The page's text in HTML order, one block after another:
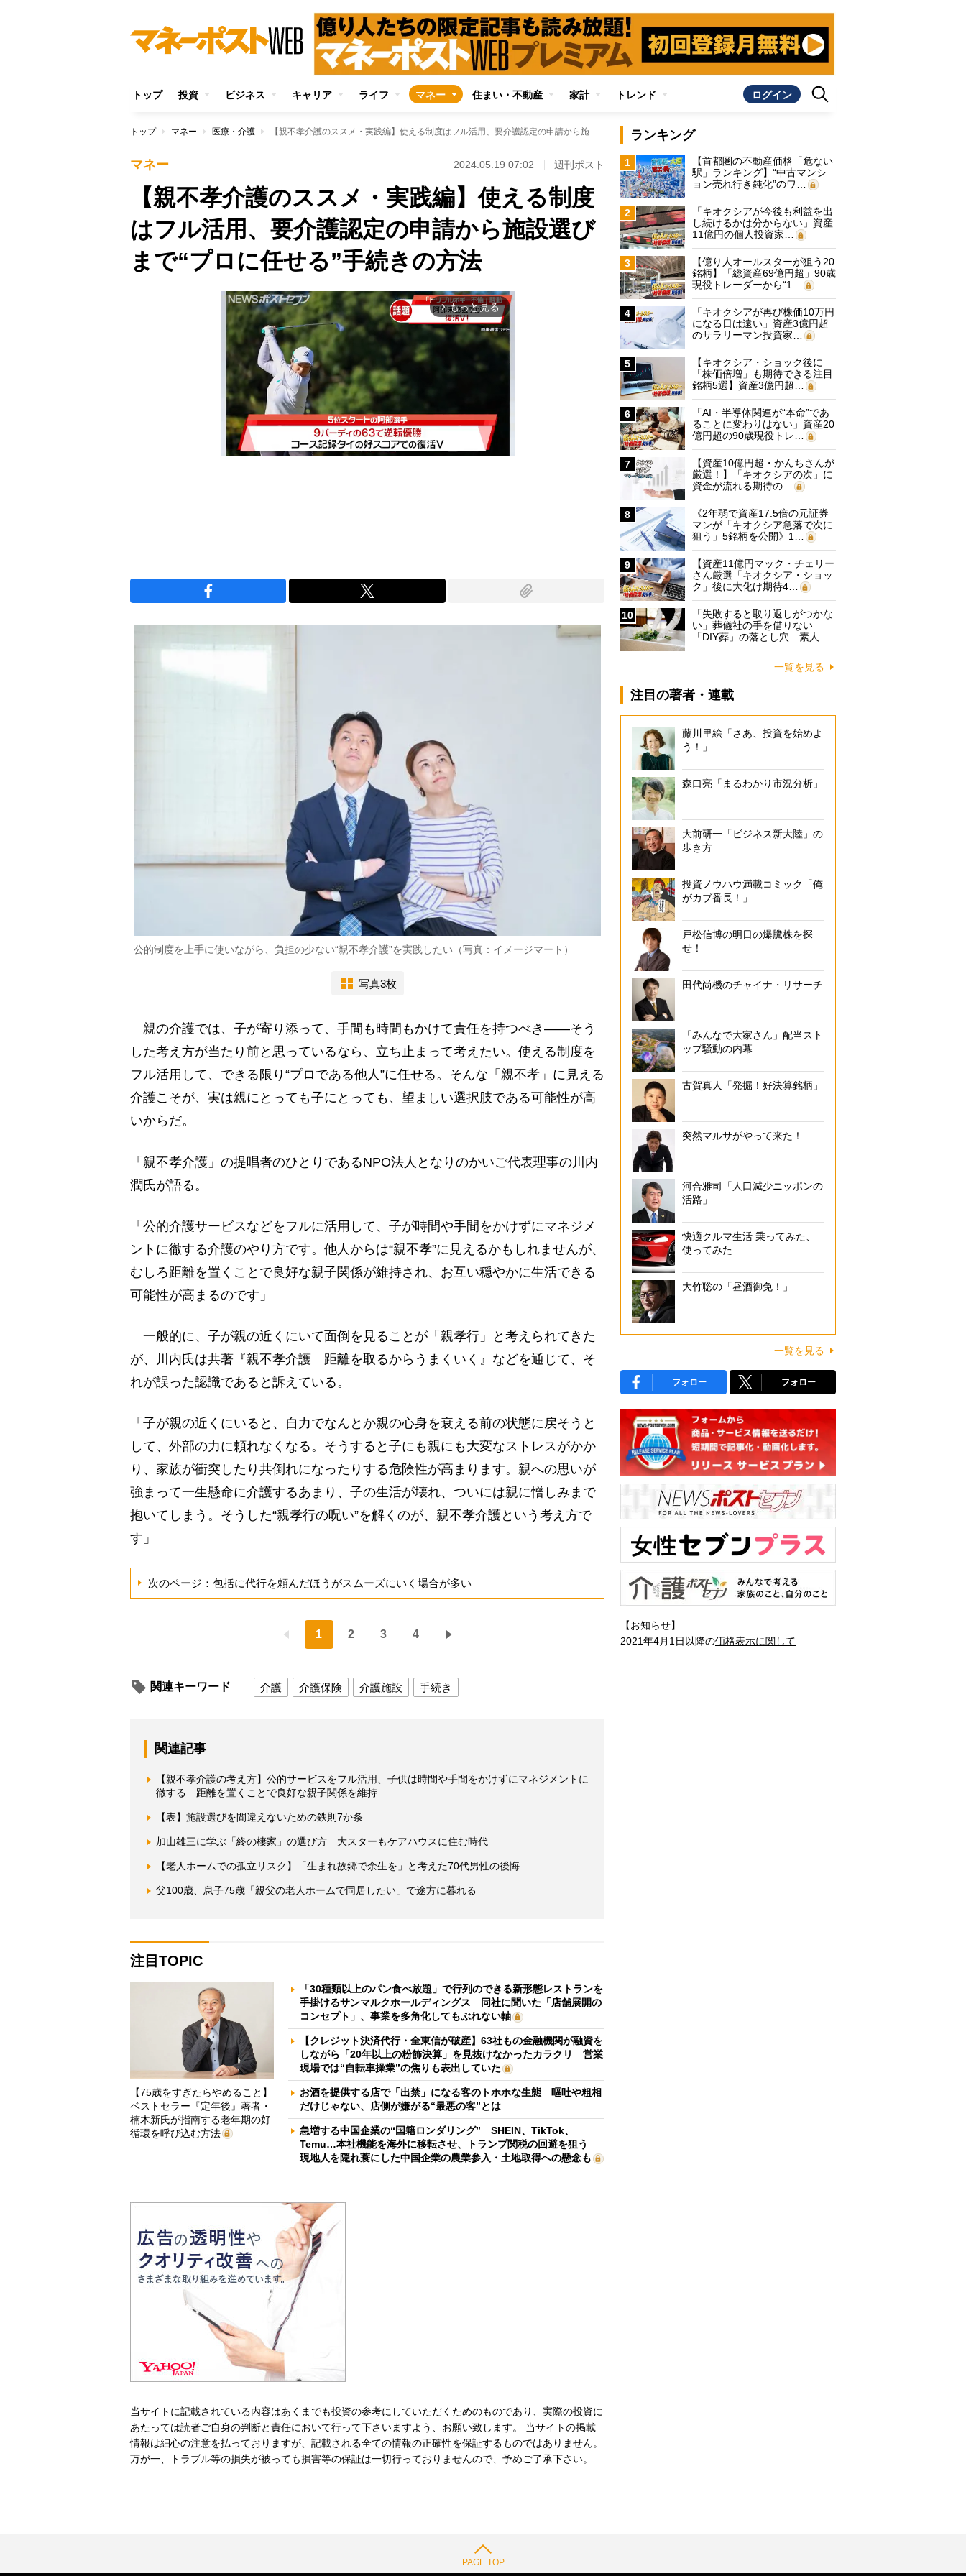
トップ 投資 ビジネス キャリア ライフ マネー 住まい・不動産 家計 トレンド ログイン
トップ マネー 医療・介護 【親不孝介護のススメ・実践編】使える制度はフル活用、要介護認定の申請から施設選びまで“プロに任せる”手続きの方法
マネー 2024.05.19 07:02 週刊ポスト
【親不孝介護のススメ・実践編】使える制度
はフル活用、要介護認定の申請から施設選び
まで“プロに任せる”手続きの方法
arrow_forward_ios もっと見る
公的制度を上手に使いながら、負担の少ない“親不孝介護”を実践したい（写真：イメージマート）
写真3枚
親の介護では、子が寄り添って、手間も時間もかけて責任を持つべき――そう
した考え方が当たり前と思っているなら、立ち止まって考えたい。使える制度を
フル活用して、できる限り“プロである他人”に任せる。そんな「親不孝」に見える
介護こそが、実は親にとっても子にとっても、望ましい選択肢である可能性が高
いからだ。
「親不孝介護」の提唱者のひとりであるNPO法人となりのかいご代表理事の川内
潤氏が語る。
「公的介護サービスなどをフルに活用して、子が時間や手間をかけずにマネジメ
ントに徹する介護のやり方です。他人からは“親不孝”に見えるかもしれませんが、
むしろ距離を置くことで良好な親子関係が維持され、お互い穏やかに生活できる
可能性が高まるのです」
一般的に、子が親の近くにいて面倒を見ることが「親孝行」と考えられてきた
が、川内氏は共著『親不孝介護 距離を取るからうまくいく』などを通じて、そ
れが誤った認識であると訴えている。
「子が親の近くにいると、自力でなんとか親の心身を衰える前の状態に戻そうと
して、外部の力に頼れなくなる。そうすると子にも親にも大変なストレスがかか
り、家族が衝突したり共倒れになったりする危険性が高まります。親への思いが
強まって一生懸命に介護するあまり、子の生活が壊れ、ついには親に憎しみまで
抱いてしまう。そうした“親孝行の呪い”を解くのが、親不孝介護という考え方で
す」
次のページ：包括に代行を頼んだほうがスムーズにいく場合が多い
1 2 3 4
関連キーワード 介護 介護保険 介護施設 手続き
関連記事
【親不孝介護の考え方】公的サービスをフル活用、子供は時間や手間をかけずにマネジメントに
徹する 距離を置くことで良好な親子関係を維持
【表】施設選びを間違えないための鉄則7か条
加山雄三に学ぶ「終の棲家」の選び方 大スターもケアハウスに住む時代
【老人ホームでの孤立リスク】「生まれ故郷で余生を」と考えた70代男性の後悔
父100歳、息子75歳「親父の老人ホームで同居したい」で途方に暮れる
注目TOPIC
【75歳をすぎたらやめること】
ベストセラー『定年後』著者・
楠木新氏が指南する老年期の好
循環を呼び込む方法
「30種類以上のパン食べ放題」で行列のできる新形態レストランを
手掛けるサンマルクホールディングス 同社に聞いた「店舗展開の
コンセプト」、事業を多角化してもぶれない軸
【クレジット決済代行・全東信が破産】63社もの金融機関が融資を
しながら「20年以上の粉飾決算」を見抜けなかったカラクリ 営業
現場では“自転車操業”の焦りも表出していた
お酒を提供する店で「出禁」になる客のトホホな生態 嘔吐や粗相
だけじゃない、店側が嫌がる“最悪の客”とは
急増する中国企業の“国籍ロンダリング” SHEIN、TikTok、
Temu…本社機能を海外に移転させ、トランプ関税の回避を狙う
現地人を隠れ蓑にした中国企業の農業参入・土地取得への懸念も
当サイトに記載されている内容はあくまでも投資の参考にしていただくためのものであり、実際の投資に
あたっては読者ご自身の判断と責任において行って下さいますよう、お願い致します。 当サイトの掲載
情報は細心の注意を払っておりますが、記載される全ての情報の正確性を保証するものではありません。
万が一、トラブル等の損失が被っても損害等の保証は一切行っておりませんので、予めご了承下さい。
ランキング
1
【首都圏の不動産価格「危ない
駅」ランキング】“中古マンシ
ョン売れ行き鈍化”のワ…
2
「キオクシアが今後も利益を出
し続けるかは分からない」資産
11億円の個人投資家…
3
【億り人オールスターが狙う20
銘柄】「総資産69億円超」90歳
現役トレーダーから“1…
4
「キオクシアが再び株価10万円
になる日は遠い」資産3億円超
のサラリーマン投資家…
5
【キオクシア・ショック後に
「株価倍増」も期待できる注目
銘柄5選】資産3億円超…
6
「AI・半導体関連が“本命”であ
ることに変わりはない」資産20
億円超の90歳現役トレ…
7
【資産10億円超・かんちさんが
厳選！】「キオクシアの次」に
資金が流れる期待の…
8
《2年弱で資産17.5倍の元証券
マンが「キオクシア急落で次に
狙う」5銘柄を公開》1…
9
【資産11億円マック・チェリー
さん厳選「キオクシア・ショッ
ク」後に大化け期待4…
10
「失敗すると取り返しがつかな
い」葬儀社の手を借りない
「DIY葬」の落とし穴 素人
一覧を見る
注目の著者・連載
藤川里絵「さあ、投資を始めよ
う！」
森口亮「まるわかり市況分析」
大前研一「ビジネス新大陸」の
歩き方
投資ノウハウ満載コミック「俺
がカブ番長！」
戸松信博の明日の爆騰株を探
せ！
田代尚機のチャイナ・リサーチ
「みんなで大家さん」配当スト
ップ騒動の内幕
古賀真人「発掘！好決算銘柄」
突然マルサがやって来た！
河合雅司「人口減少ニッポンの
活路」
快適クルマ生活 乗ってみた、
使ってみた
大竹聡の「昼酒御免！」
一覧を見る
フォロー フォロー
【お知らせ】
2021年4月1日以降の価格表示に関して
PAGE TOP